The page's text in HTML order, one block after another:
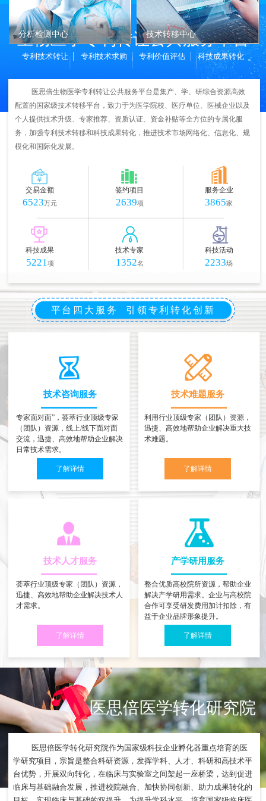
分析检测中心 技术转移中心
生物医学专利转让公共服务平台
专利技术转让 专利技术求购 专利价值评估 科技成果转化
医思倍生物医学专利转让公共服务平台是集产、学、研综合资源高效
配置的国家级技术转移平台，致力于为医学院校、医疗单位、医械企业以及
个人提供技术升级、专家推荐、资质认证、资金补贴等全方位的专属化服
务，加强专利技术转移和科技成果转化，推进技术市场网络化、信息化、规
模化和国际化发展。
交易金额
6523万元
签约项目
2639项
服务企业
3865家
科技成果
5221项
技术专家
1352名
科技活动
2233场
平台四大服务 引领专利转化创新
技术咨询服务
专家面对面”，荟萃行业顶级专家
（团队）资源，线上/线下面对面
交流，迅捷、高效地帮助企业解决
日常技术需求。
了解详情
技术难题服务
利用行业顶级专家（团队）资源，
迅捷、高效地帮助企业解决重大技
术难题。
了解详情
技术人才服务
荟萃行业顶级专家（团队）资源，
迅捷、高效地帮助企业解决技术人
才需求。
了解详情
产学研用服务
整合优质高校院所资源，帮助企业
解决产学研用需求。企业与高校院
合作可享受研发费用加计扣除，有
益于企业品牌形象提升。
了解详情
医思倍医学转化研究院
医思倍医学转化研究院作为国家级科技企业孵化器重点培育的医
学研究项目，宗旨是整合科研资源，发挥学科、人才、科研和高技术平
台优势，开展双向转化，在临床与实验室之间架起一座桥梁，达到促进
临床与基础融合发展，推进校院融合、加快协同创新、助力成果转化的